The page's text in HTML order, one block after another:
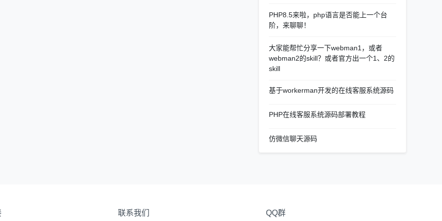
PHP8.5来啦，php语言是否能上一个台
阶，来聊聊！
大家能帮忙分享一下webman1，或者
webman2的skill？或者官方出一个1、2的
skill
基于workerman开发的在线客服系统源码
PHP在线客服系统源码部署教程
仿微信聊天源码
联系我们 QQ群